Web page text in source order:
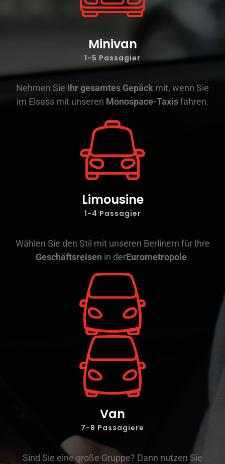
Minivan
1-5 Passagier
Nehmen Sie Ihr gesamtes Gepäck mit, wenn Sie
im Elsass mit unseren Monospace-Taxisfahren.
Limousine
1-4 Passagier
Wählen Sie den Stil mit unseren Berlinern für Ihre
Geschäftsreisen in derEurometropole.
Van
7-8 Passagiere
Sind Sie eine große Gruppe? Dann nutzen Sie